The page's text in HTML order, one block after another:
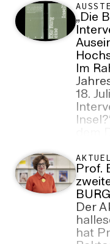
„Die
Im
18.
der
Prof.
Der
hat